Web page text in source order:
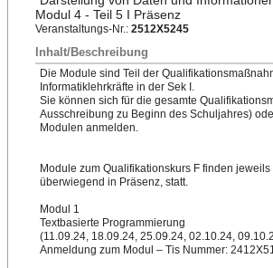
Modul 4 - Teil 5 I Präsenz
Veranstaltungs-Nr.: 2512X5245
Inhalt/Beschreibung
Die Module sind Teil der
Informatiklehrkräfte in der Sek I.
Sie können sich für die gesamte
Ausschreibung zu Beginn des Schuljahres)
Modulen anmelden.
Module zum Qualifikationskurs F finden jeweils
überwiegend in Präsenz, statt.
Modul 1
Textbasierte Programmierung
(11.09.24, 18.09.24, 25.09.24, 02.10.24,
Anmeldung zum Modul – Tis Nummer: